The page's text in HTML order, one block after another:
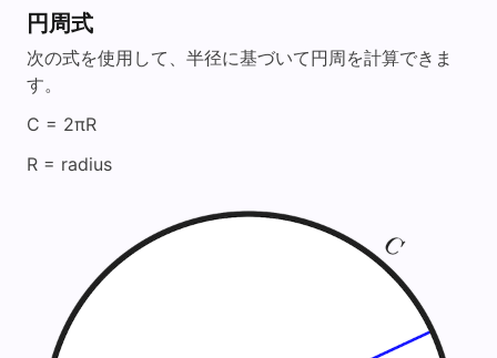
円周式
次の式を使用して、半径に基づいて円周を計算できま
す。
C = 2πR
R = radius